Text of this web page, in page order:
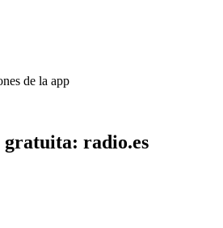
de la app
gratuita: radio.es